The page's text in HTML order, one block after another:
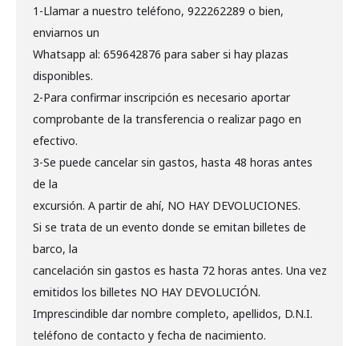
1-Llamar a nuestro teléfono, 922262289 o bien,
enviarnos un
Whatsapp al: 659642876 para saber si hay plazas
disponibles.
2-Para confirmar inscripción es necesario aportar
comprobante de la transferencia o realizar pago en
efectivo.
3-Se puede cancelar sin gastos, hasta 48 horas antes
de la
excursión. A partir de ahí, NO HAY DEVOLUCIONES.
Si se trata de un evento donde se emitan billetes de
barco, la
cancelación sin gastos es hasta 72 horas antes. Una vez
emitidos los billetes NO HAY DEVOLUCIÓN.
Imprescindible dar nombre completo, apellidos, D.N.I.
teléfono de contacto y fecha de nacimiento.